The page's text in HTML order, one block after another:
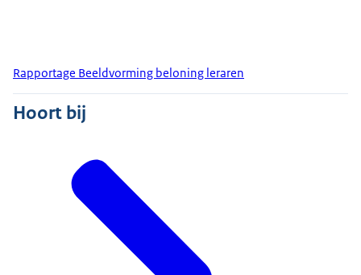
Rapportage Beeldvorming beloning leraren
Hoort bij